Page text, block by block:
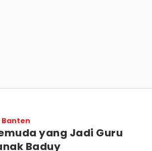
Banten
yang Jadi Guru
Baduy